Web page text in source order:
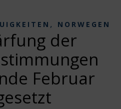
, NORWEGEN
der
Februar